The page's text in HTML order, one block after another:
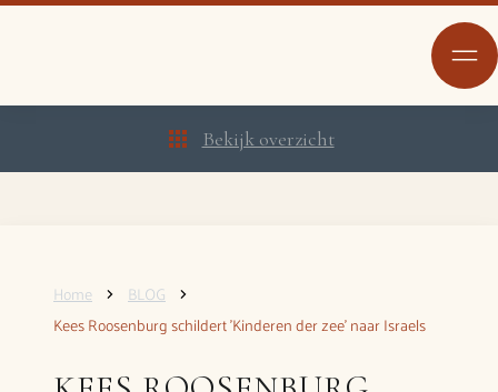
Bekijk overzicht
Home
BLOG
Kees Roosenburg schildert 'Kinderen der zee' naar Israels